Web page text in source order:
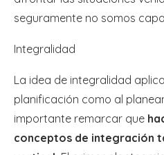
seguramente no somos
Integralidad
La idea de integralidad
planificación como al
importante remarcar que
conceptos de integración